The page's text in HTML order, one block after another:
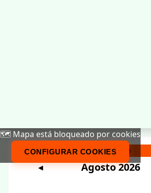
🗺️ Mapa está bloqueado por cookies
CONFIGURAR COOKIES
Calendario
◀ Agosto 2026